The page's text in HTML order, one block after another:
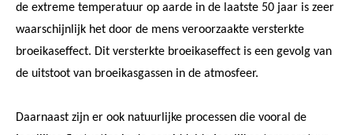
de extreme temperatuur op aarde in de laatste 50 jaar is zeer
waarschijnlijk het door de mens veroorzaakte versterkte
broeikaseffect. Dit versterkte broeikaseffect is een gevolg van
de uitstoot van broeikasgassen in de atmosfeer.
Daarnaast zijn er ook natuurlijke processen die vooral de